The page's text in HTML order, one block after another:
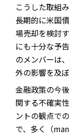
こうした取組
長期的に米国
場売却を検討
にも十分な予
のメンバーは
外の影響を及
金融政策の今
関する不確実
ントの観点で
で、多く（